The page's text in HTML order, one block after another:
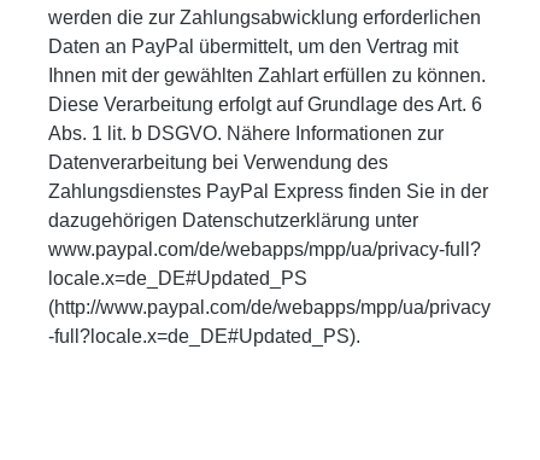
werden die zur Zahlungsabwicklung erforderlichen
Daten an PayPal übermittelt, um den Vertrag mit
Ihnen mit der gewählten Zahlart erfüllen zu können.
Diese Verarbeitung erfolgt auf Grundlage des Art. 6
Abs. 1 lit. b DSGVO. Nähere Informationen zur
Datenverarbeitung bei Verwendung des
Zahlungsdienstes PayPal Express finden Sie in der
dazugehörigen Datenschutzerklärung unter
www.paypal.com/de/webapps/mpp/ua/privacy-full?
locale.x=de_DE#Updated_PS
(http://www.paypal.com/de/webapps/mpp/ua/privacy
-full?locale.x=de_DE#Updated_PS).